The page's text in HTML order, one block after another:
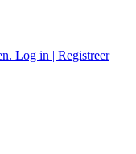
Log in | Registreer